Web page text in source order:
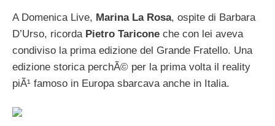
A Domenica Live, Marina La Rosa, ospite di Barbara
D’Urso, ricorda Pietro Taricone che con lei aveva
condiviso la prima edizione del Grande Fratello. Una
edizione storica perchÃ© per la prima volta il reality
piÃ¹ famoso in Europa sbarcava anche in Italia.